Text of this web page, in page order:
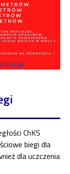
ChKS
biegi dla
dla uczczenia